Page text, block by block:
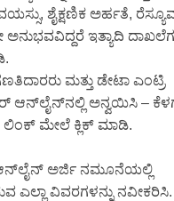
ಶೈಕ್ಷಣಿಕ ಅರ್ಹತೆ,
ಅನುಭವವಿದ್ದರೆ ಇತ್ಯಾದಿ
ಮತ್ತು ಡೇಟಾ ಎಂಟ್ರಿ
ಆನ್‌ಲೈನ್‌ನಲ್ಲಿ ಅನ್ವಯಿಸಿ –
ಲಿಂಕ್ ಮೇಲೆ ಕ್ಲಿಕ್ ಮಾಡಿ.
ಅರ್ಜಿ ನಮೂನೆಯಲ್ಲಿ
ಎಲ್ಲಾ ವಿವರಗಳನ್ನು